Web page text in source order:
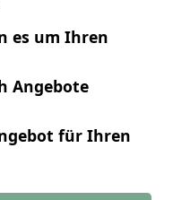
es um Ihren
Angebote
für Ihren